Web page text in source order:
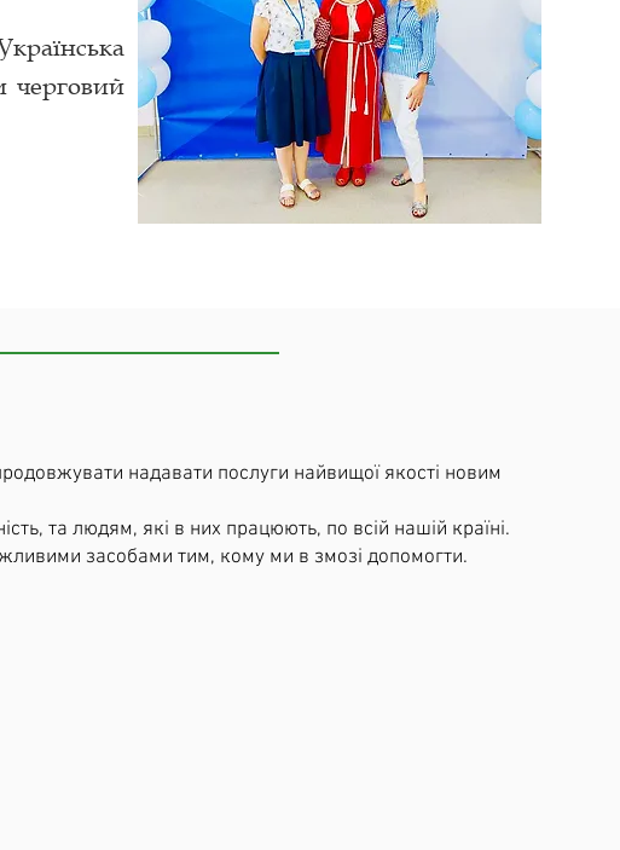
черговий
надавати послуги найвищої якості новим
та людям, які в них працюють, по всій нашій країні.
засобами тим, кому ми в змозі допомогти.